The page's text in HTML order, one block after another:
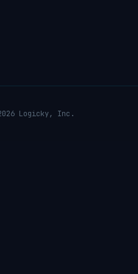
Logicky, Inc.